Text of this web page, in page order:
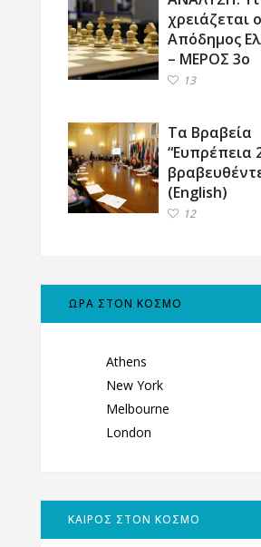
χρειάζεται ο
Απόδημος
– ΜΕΡΟΣ 3ο
13
Τα Βραβεία
“Ευπρέπεια
(English)
12
ΩΡΑ ΣΤΟΝ ΚΟΣΜΟ
Athens
New York
Melbourne
London
ΚΑΙΡΟΣ ΣΤΟΝ ΚΟΣΜΟ